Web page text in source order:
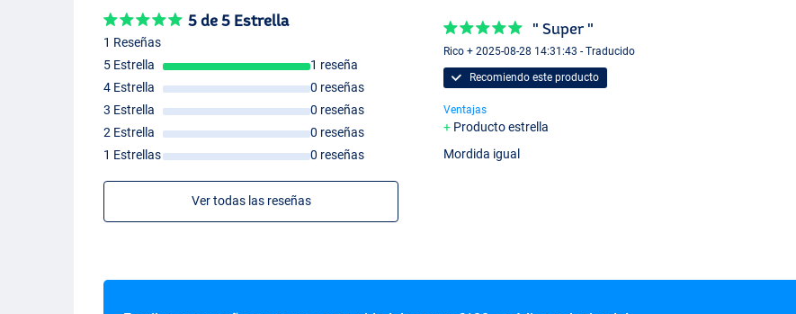
5 de 5 Estrella
1 Reseñas
5 Estrella
1 reseña
4 Estrella
0 reseñas
3 Estrella
0 reseñas
2 Estrella
0 reseñas
1 Estrellas
0 reseñas
Ver todas las reseñas
" Super "
Rico + 2025-08-28 14:31:43 - Traducido
Recomiendo este producto
Ventajas
Producto estrella
Mordida igual